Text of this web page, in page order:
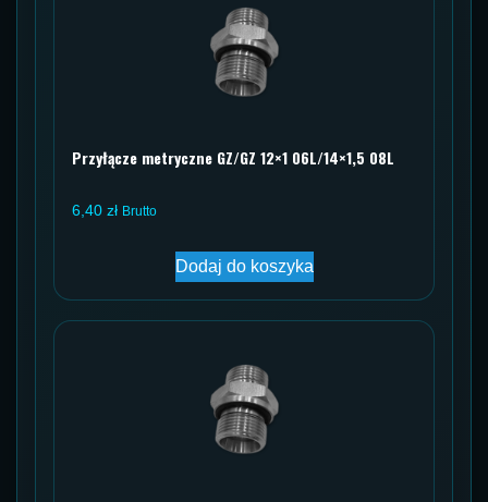
Przyłącze metryczne GZ/GZ 12×1 06L/14×1,5 08L
6,40 zł Brutto
Dodaj do koszyka